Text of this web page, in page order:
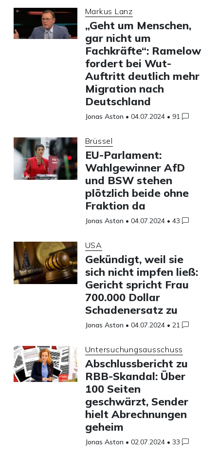
Markus Lanz
„Geht um Menschen,
gar nicht um
Fachkräfte“: Ramelow
fordert bei Wut-
Auftritt deutlich mehr
Migration nach
Deutschland
Jonas Aston • 04.07.2024 • 91
Brüssel
EU-Parlament:
Wahlgewinner AfD
und BSW stehen
plötzlich beide ohne
Fraktion da
Jonas Aston • 04.07.2024 • 43
USA
Gekündigt, weil sie
sich nicht impfen ließ:
Gericht spricht Frau
700.000 Dollar
Schadenersatz zu
Jonas Aston • 04.07.2024 • 21
Untersuchungsausschuss
Abschlussbericht zu
RBB-Skandal: Über
100 Seiten
geschwärzt, Sender
hielt Abrechnungen
geheim
Jonas Aston • 02.07.2024 • 33